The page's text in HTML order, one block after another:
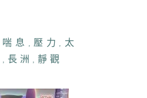
喘息 , 壓力 , 太
,長洲 ,靜觀